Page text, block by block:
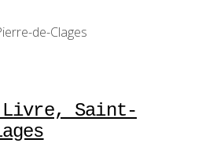
de-Clages
Livre, Saint-